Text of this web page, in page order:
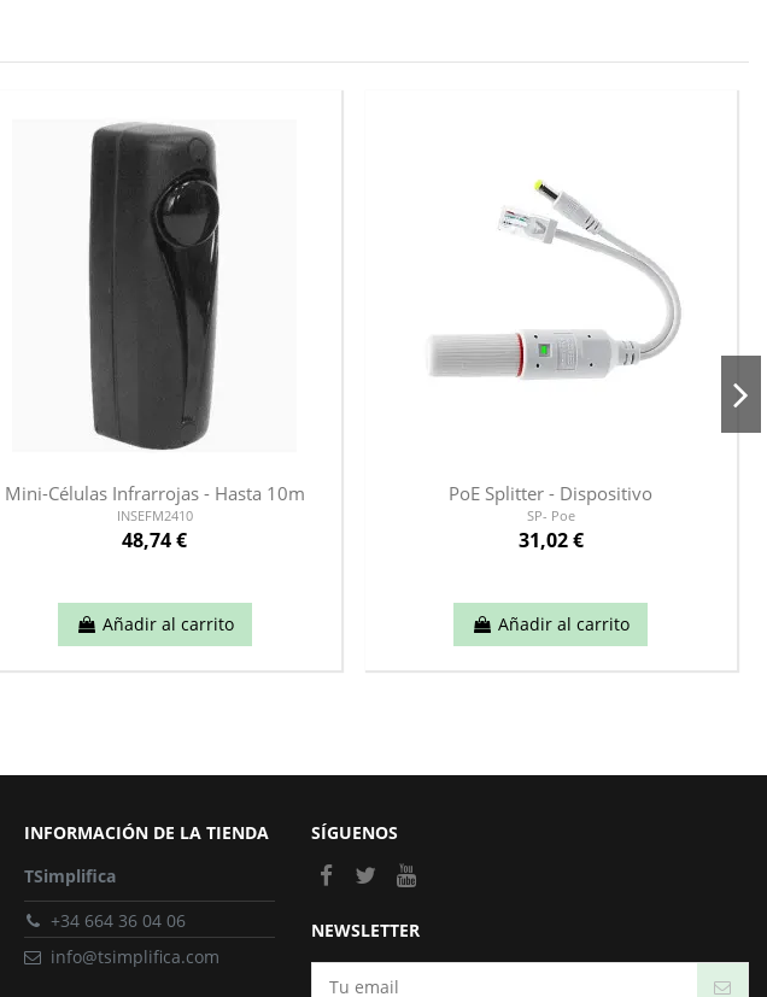
Mini-Células Infrarrojas - Hasta 10m
INSEFM2410
48,74 €
Añadir al carrito
PoE Splitter - Dispositivo
SP- Poe
31,02 €
Añadir al carrito
INFORMACIÓN DE LA TIENDA
TSimplifica
+34 664 36 04 06
info@tsimplifica.com
SÍGUENOS
NEWSLETTER